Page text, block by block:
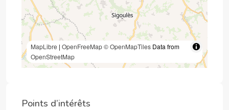
MapLibre | OpenFreeMap© OpenMapTiles Data from
OpenStreetMap
Points d’intérêts